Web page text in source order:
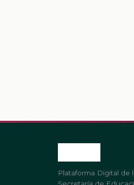
Plataforma Digital de